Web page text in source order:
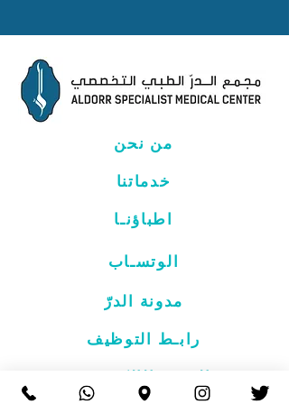
من نحن
خدماتنا
اطباؤنـا
الوتسـاب
مدونة الدرّ
رابـط التوظيف
الموقع الإلكتروني